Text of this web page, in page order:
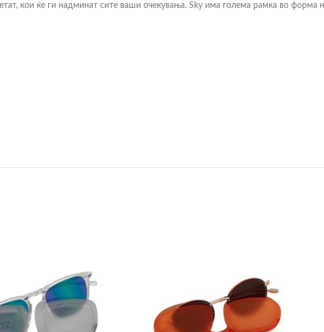
кои ќе ги надминат сите ваши очекувања. Sky има голема рамка во форма